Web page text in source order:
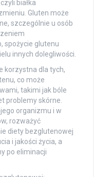
białka
Gluten może
szczególnie u osób
spożycie glutenu
innych dolegliwości.
korzystna dla tych,
co może
takimi jak bóle
problemy skórne.
organizmu i w
rozważyć
diety bezglutenowej
i jakości życia, a
po eliminacji